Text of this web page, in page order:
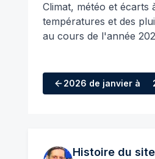
Climat, météo et écarts
températures et des
au cours de l'année
2026 de janvier à
Histoire du